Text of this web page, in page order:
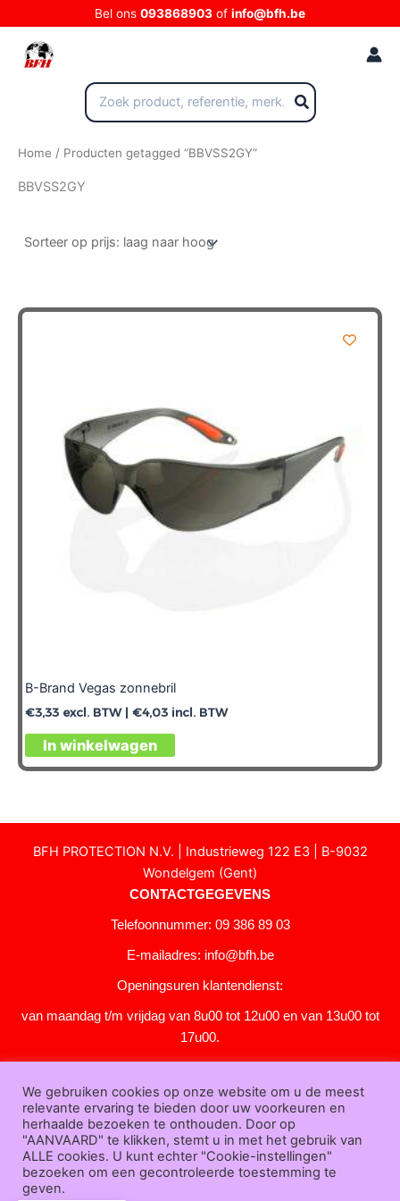
naar
Bel ons 093868903 of info@bfh.be
Zoeken
naar:
Home / Producten getagged “BBVSS2GY”
BBVSS2GY
B-Brand Vegas zonnebril
€3,33 excl. BTW | €4,03 incl. BTW
In winkelwagen
BFH PROTECTION N.V. | Industrieweg 122 E3 | B-9032
Wondelgem (Gent)
CONTACTGEGEVENS
Telefoonnummer: 09 386 89 03
E-mailadres: info@bfh.be
Openingsuren klantendienst:
van maandag t/m vrijdag van 8u00 tot 12u00 en van 13u00 tot
17u00.
KLANTENSERVICE
Over
ons|Bedrijfsgegevens|F.A.Q.|Bestelprocedure|Betaling|
ending| Retourneren|Downloads|Dealers|Bedrukken
We gebruiken cookies op onze website om u de meest
relevante ervaring te bieden door uw voorkeuren en
herhaalde bezoeken te onthouden. Door op
"AANVAARD" te klikken, stemt u in met het gebruik van
ALLE cookies. U kunt echter "Cookie-instellingen"
bezoeken om een gecontroleerde toestemming te
geven.